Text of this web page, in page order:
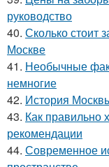
руководство
40. Сколько стоит
Москве
41. Необычные
немногие
42. История
43. Как правильно
рекомендации
44. Современное